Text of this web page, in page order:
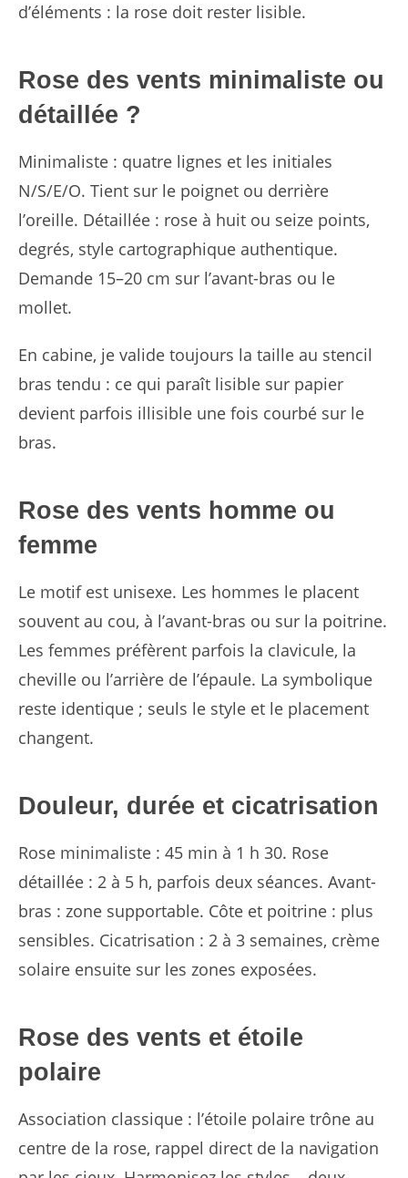
d’éléments : la rose doit rester lisible.
Rose des vents minimaliste ou
détaillée ?
Minimaliste : quatre lignes et les initiales
N/S/E/O. Tient sur le poignet ou derrière
l’oreille. Détaillée : rose à huit ou seize points,
degrés, style cartographique authentique.
Demande 15–20 cm sur l’avant-bras ou le
mollet.
En cabine, je valide toujours la taille au stencil
bras tendu : ce qui paraît lisible sur papier
devient parfois illisible une fois courbé sur le
bras.
Rose des vents homme ou
femme
Le motif est unisexe. Les hommes le placent
souvent au cou, à l’avant-bras ou sur la poitrine.
Les femmes préfèrent parfois la clavicule, la
cheville ou l’arrière de l’épaule. La symbolique
reste identique ; seuls le style et le placement
changent.
Douleur, durée et cicatrisation
Rose minimaliste : 45 min à 1 h 30. Rose
détaillée : 2 à 5 h, parfois deux séances. Avant-
bras : zone supportable. Côte et poitrine : plus
sensibles. Cicatrisation : 2 à 3 semaines, crème
solaire ensuite sur les zones exposées.
Rose des vents et étoile
polaire
Association classique : l’étoile polaire trône au
centre de la rose, rappel direct de la navigation